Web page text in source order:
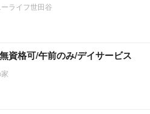
ライフ世田谷
資格可/午前のみ/デイサービス